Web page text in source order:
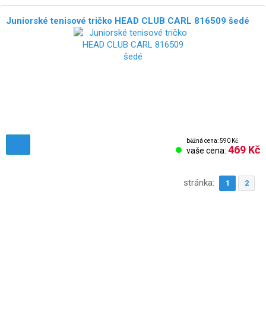
Juniorské tenisové tričko HEAD CLUB CARL 816509 šedé
běžná cena: 590 Kč
vaše cena: 469 Kč
stránka: 1 2